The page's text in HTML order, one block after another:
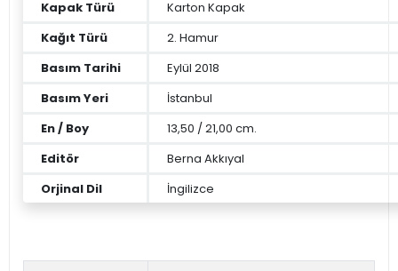
Kapak Türü
Karton Kapak
Kağıt Türü
2. Hamur
Basım Tarihi
Eylül 2018
Basım Yeri
İstanbul
En / Boy
13,50 / 21,00 cm.
Editör
Berna Akkıyal
Orjinal Dil
İngilizce